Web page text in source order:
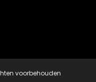
voorbehouden